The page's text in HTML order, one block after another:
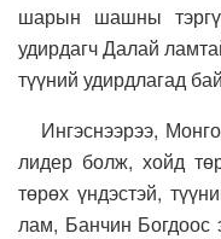
шарын шашны
удирдагч Далай
түүний удирдлагад
Ингэснээрээ,
лидер болж, хойд
төрөх үндэстэй,
лам, Банчин Богдоос